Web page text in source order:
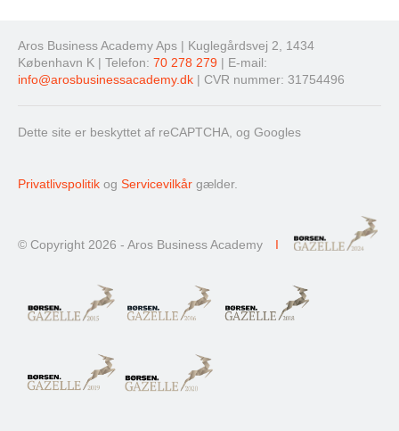
Aros Business Academy Aps | Kuglegårdsvej 2, 1434
København K | Telefon: 70 278 279 | E-mail:
info@arosbusinessacademy.dk | CVR nummer: 31754496
Dette site er beskyttet af reCAPTCHA, og Googles
Privatlivspolitik og Servicevilkår gælder.
© Copyright 2026 - Aros Business Academy I